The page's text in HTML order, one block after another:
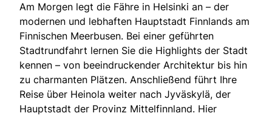
Am Morgen legt die Fähre in Helsinki an – der
modernen und lebhaften Hauptstadt Finnlands am
Finnischen Meerbusen. Bei einer geführten
Stadtrundfahrt lernen Sie die Highlights der Stadt
kennen – von beeindruckender Architektur bis hin
zu charmanten Plätzen. Anschließend führt Ihre
Reise über Heinola weiter nach Jyväskylä, der
Hauptstadt der Provinz Mittelfinnland. Hier